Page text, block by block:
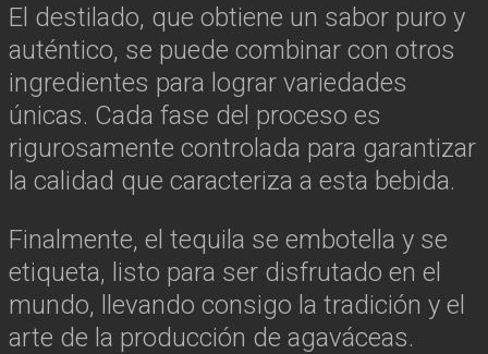
El destilado, que obtiene un sabor puro y
auténtico, se puede combinar con otros
ingredientes para lograr variedades
únicas. Cada fase del proceso es
rigurosamente controlada para garantizar
la calidad que caracteriza a esta bebida.
Finalmente, el tequila se embotella y se
etiqueta, listo para ser disfrutado en el
mundo, llevando consigo la tradición y el
arte de la producción de agaváceas.